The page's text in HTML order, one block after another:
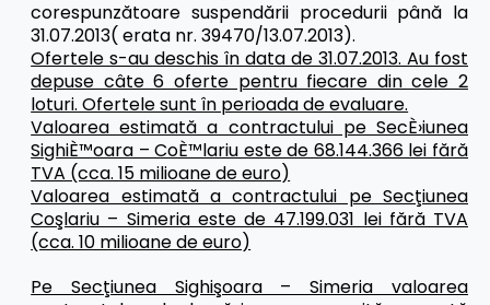
corespunzătoare suspendării procedurii până la
31.07.2013( erata nr. 39470/13.07.2013).
Ofertele s-au deschis în data de 31.07.2013. Au fost
depuse câte 6 oferte pentru fiecare din cele 2
loturi. Ofertele sunt în perioada de evaluare.
Valoarea estimată a contractului pe SecÈ›iunea
SighiÈ™oara – CoÈ™lariu este de 68.144.366 lei fără
TVA (cca. 15 milioane de euro)
Valoarea estimată a contractului pe Secţiunea
Coşlariu – Simeria este de 47.199.031 lei fără TVA
(cca. 10 milioane de euro)
Pe Secţiunea Sighişoara – Simeria valoarea